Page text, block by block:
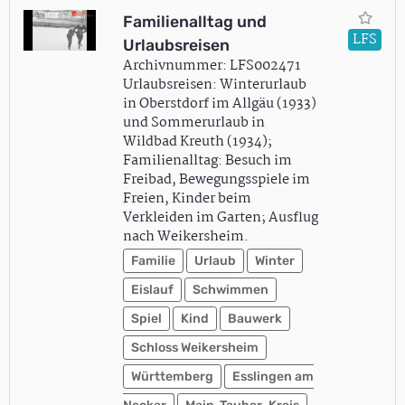
Familienalltag und
Urlaubsreisen
Archivnummer: LFS002471
Urlaubsreisen: Winterurlaub
in Oberstdorf im Allgäu (1933)
und Sommerurlaub in
Wildbad Kreuth (1934);
Familienalltag: Besuch im
Freibad, Bewegungsspiele im
Freien, Kinder beim
Verkleiden im Garten; Ausflug
nach Weikersheim.
Familie Urlaub
Winter
Eislauf
Schwimmen
Spiel
Kind
Bauwerk
Schloss Weikersheim
Württemberg
Esslingen am
LFS